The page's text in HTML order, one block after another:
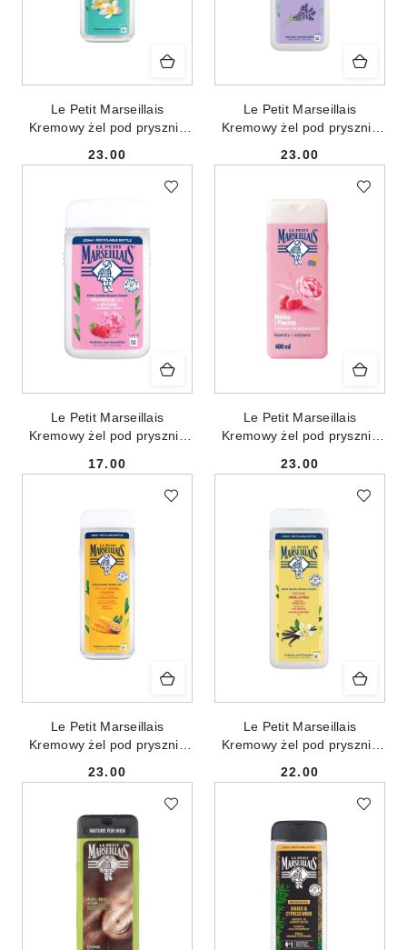
Le Petit Marseillais
Kremowy żel pod prysznic
Cena:
23.00
Le Petit Marseillais
Kremowy żel pod prysznic
Cena:
23.00
Le Petit Marseillais
Kremowy żel pod prysznic
Cena:
17.00
Le Petit Marseillais
Kremowy żel pod prysznic
Cena:
23.00
Le Petit Marseillais
Kremowy żel pod prysznic
400mlCena:
23.00
Le Petit Marseillais
Kremowy żel pod prysznic
400mlCena:
22.00